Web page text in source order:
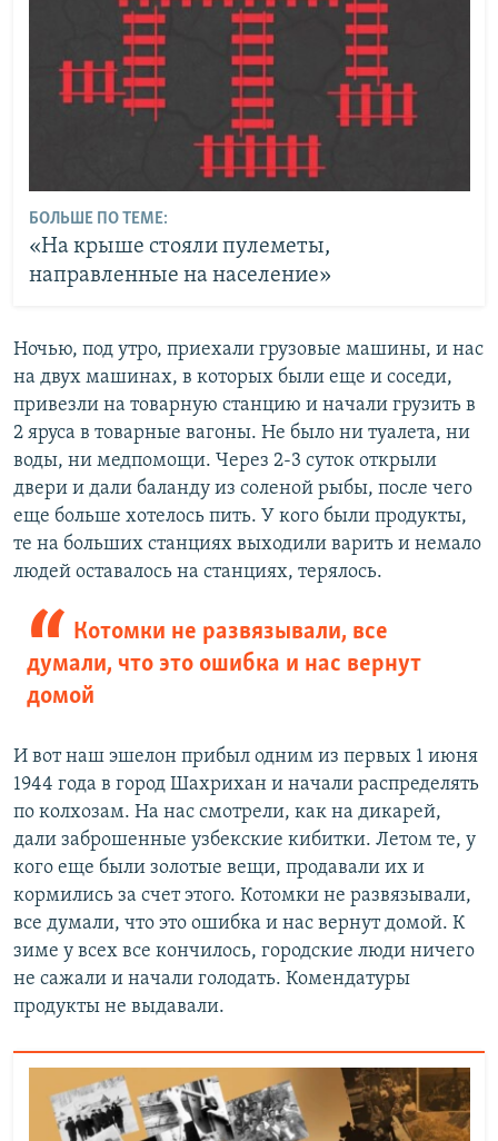
БОЛЬШЕ ПО ТЕМЕ:
«На крыше стояли пулеметы,
направленные на население»
Ночью, под утро, приехали грузовые машины, и нас
на двух машинах, в которых были еще и соседи,
привезли на товарную станцию и начали грузить в
2 яруса в товарные вагоны. Не было ни туалета, ни
воды, ни медпомощи. Через 2-3 суток открыли
двери и дали баланду из соленой рыбы, после чего
еще больше хотелось пить. У кого были продукты,
те на больших станциях выходили варить и немало
людей оставалось на станциях, терялось.
Котомки не развязывали, все
думали, что это ошибка и нас вернут
домой
И вот наш эшелон прибыл одним из первых 1 июня
1944 года в город Шахрихан и начали распределять
по колхозам. На нас смотрели, как на дикарей,
дали заброшенные узбекские кибитки. Летом те, у
кого еще были золотые вещи, продавали их и
кормились за счет этого. Котомки не развязывали,
все думали, что это ошибка и нас вернут домой. К
зиме у всех все кончилось, городские люди ничего
не сажали и начали голодать. Комендатуры
продукты не выдавали.